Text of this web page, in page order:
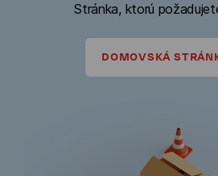
Stránka, ktorú
DOMOVSKÁ